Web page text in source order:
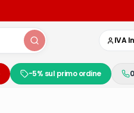
IVA
-5% sul primo ordine